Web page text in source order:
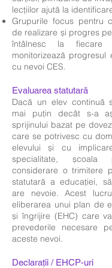
lecțiilor ajută la
Grupurile focus pentru
de realizare și progres
întâlnesc la fiecare
monitorizează progresul
cu nevoi CES.
Evaluarea statutară
Dacă un elev continuă
mai puțin decât s-a
sprijinului bazat pe
care se potrivesc cu
elevului și cu
specialitate,
considerare o trimitere
statutară a educației,
are nevoie. Acest
eliberarea unui plan de
și îngrijire (EHC) care
prevederile necesare
aceste nevoi.
Declarații / EHCP-uri